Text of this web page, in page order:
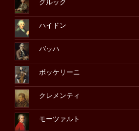
グルック
ハイドン
バッハ
ボッケリーニ
クレメンティ
モーツァルト